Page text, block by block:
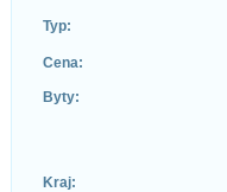
Typ:
Cena:
Byty:
Kraj: